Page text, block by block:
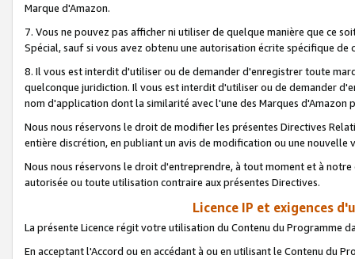
Marque d'Amazon.
7. Vous ne pouvez pas afficher ni utiliser de quelque manière que ce
Spécial, sauf si vous avez obtenu une autorisation écrite spécifique de
8. Il vous est interdit d'utiliser ou de demander d'enregistrer toute
quelconque juridiction. Il vous est interdit d'utiliser ou de demander
nom d'application dont la similarité avec l'une des Marques
Nous nous réservons le droit de modifier les présentes Directives
entière discrétion, en publiant un avis de modification ou une nouvelle
Nous nous réservons le droit d'entreprendre, à tout moment et à
autorisée ou toute utilisation contraire aux présentes Directives.
Licence IP et exigences
La présente Licence régit votre utilisation du Contenu du Programme
En acceptant l'Accord ou en accédant à ou en utilisant le Contenu du